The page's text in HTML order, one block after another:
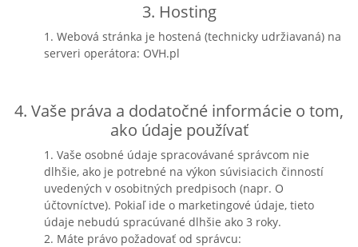
3. Hosting
1. Webová stránka je hostená (technicky udržiavaná) na
serveri operátora: OVH.pl
4. Vaše práva a dodatočné informácie o tom,
ako údaje používať
1. Vaše osobné údaje spracovávané správcom nie
dlhšie, ako je potrebné na výkon súvisiacich činností
uvedených v osobitných predpisoch (napr. O
účtovníctve). Pokiaľ ide o marketingové údaje, tieto
údaje nebudú spracúvané dlhšie ako 3 roky.
2. Máte právo požadovať od správcu: